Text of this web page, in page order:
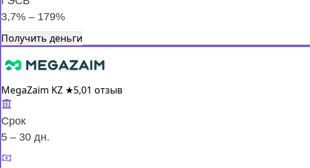
3,7% – 179%
Получить деньги
MegaZaim KZ ★5,01 отзыв
Срок
5 – 30 дн.